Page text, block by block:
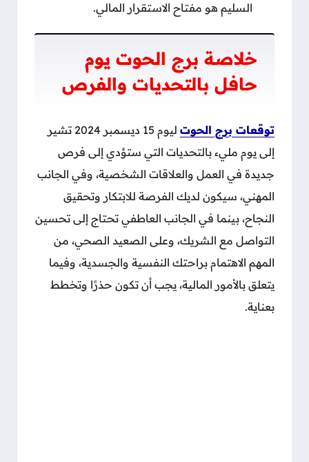
السليم هو مفتاح الاستقرار المالي.
خلاصة برج الحوت يوم
حافل بالتحديات والفرص
توقعات برج الحوت
ليوم 15 ديسمبر 2024 تشير
إلى يوم مليء بالتحديات التي ستؤدي إلى فرص
جديدة في العمل والعلاقات الشخصية، وفي الجانب
المهني، سيكون لديك الفرصة للابتكار وتحقيق
النجاح، بينما في الجانب العاطفي تحتاج إلى تحسين
التواصل مع الشريك، وعلى الصعيد الصحي، من
المهم الاهتمام براحتك النفسية والجسدية، وفيما
يتعلق بالأمور المالية، يجب أن تكون حذرًا وتخطط
بعناية.